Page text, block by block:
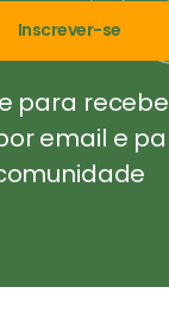
Inscrever-se
para
email e